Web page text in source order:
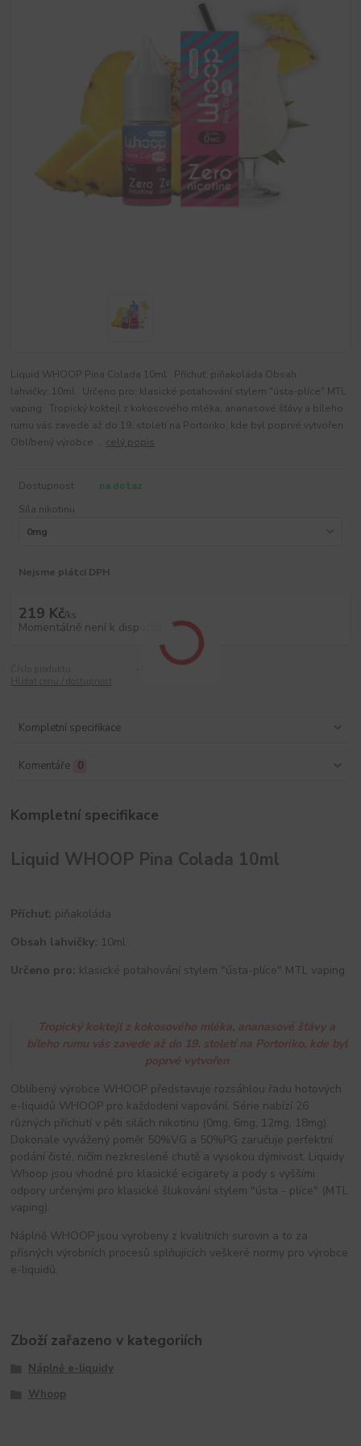
Liquid WHOOP Pina Colada 10ml Příchuť: piňakoláda Obsah
lahvičky: 10ml Určeno pro: klasické potahování stylem "ústa-plíce" MTL
vaping Tropický koktejl z kokosového mléka, ananasové šťávy a bíleho
rumu vás zavede až do 19. století na Portoriko, kde byl poprvé vytvořen
Oblíbený výrobce ... celý popis
Dostupnost
na dotaz
Síla nikotinu
Nejsme plátci DPH
219 Kč/ks
Momentálně není k dispozici
Kompletní specifikace
Komentáře 0
Kompletní specifikace
Liquid WHOOP Pina Colada 10ml
Příchuť: piňakoláda
Obsah lahvičky: 10ml
Určeno pro: klasické potahování stylem "ústa-plíce" MTL vaping
Tropický koktejl z kokosového mléka, ananasové šťávy a
bíleho rumu vás zavede až do 19. století na Portoriko, kde byl
poprvé vytvořen
Oblíbený výrobce WHOOP představuje rozsáhlou řadu hotových
e-liquidů WHOOP pro každodení vapování. Série nabízí 26
různých příchutí v pěti silách nikotinu (0mg, 6mg, 12mg, 18mg).
Dokonale vyvážený poměr 50%VG a 50%PG zaručuje perfektní
podání čisté, ničím nezkreslené chutě a vysokou dýmivost. Liquidy
Whoop jsou vhodné pro klasické ecigarety a pody s vyššími
odpory určenými pro klasické šlukování stylem "ústa - plíce" (MTL
vaping).
Náplně WHOOP jsou vyrobeny z kvalitních surovin a to za
přísných výrobních procesů splňujících veškeré normy pro výrobce
e-liquidů.
Zboží zařazeno v kategoriích
Náplně e-liquidy
Whoop